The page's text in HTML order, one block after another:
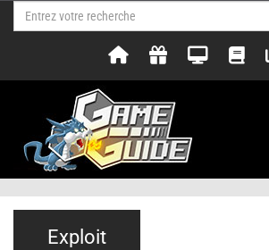
Exploit